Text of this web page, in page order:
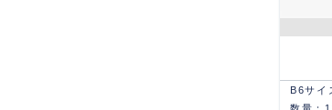
B6サイ